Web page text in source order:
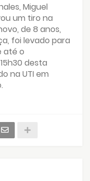
Miguel
um tiro na
de 8 anos,
foi levado para
até o
desta
na UTI em